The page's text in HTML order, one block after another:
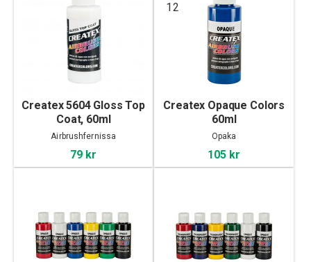
Createx 5604 Gloss Top
Coat, 60ml
Airbrushfernissa
79 kr
12
Createx Opaque Colors
60ml
Opaka
105 kr